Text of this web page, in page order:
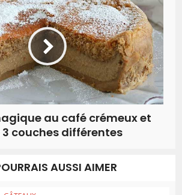
au café crémeux et
couches différentes
AUSSI AIMER